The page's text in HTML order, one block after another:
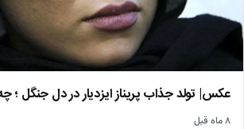
عکس| تولد جذاب پریناز ایزدیار در دل جنگل
۸ ماه قبل